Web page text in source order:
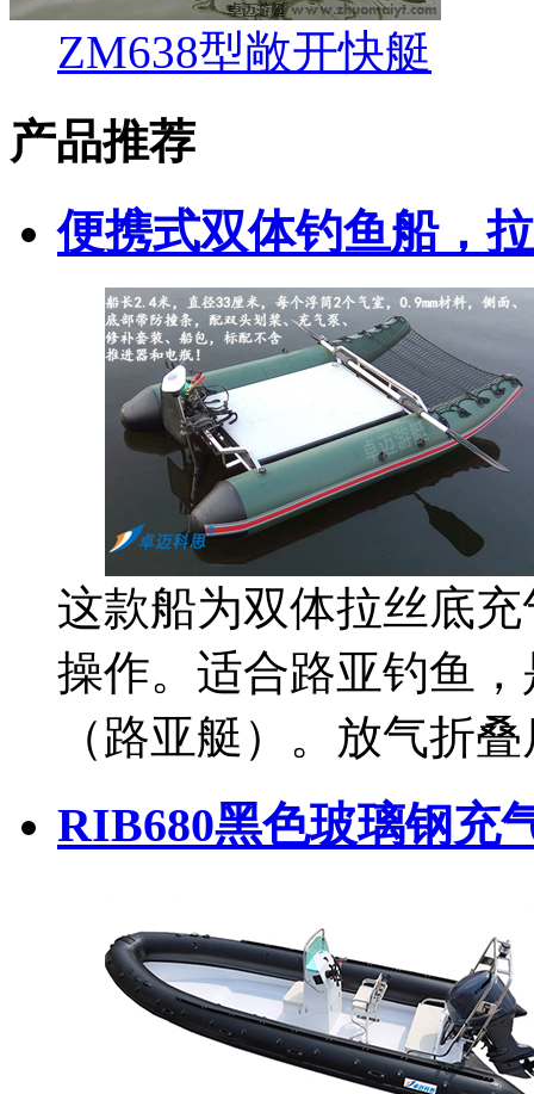
ZM638型敞开快艇
产品推荐
便携式双体钓鱼船，
这款船为双体拉丝底
操作。适合路亚钓鱼
（路亚艇）。放气折
RIB680黑色玻璃钢充